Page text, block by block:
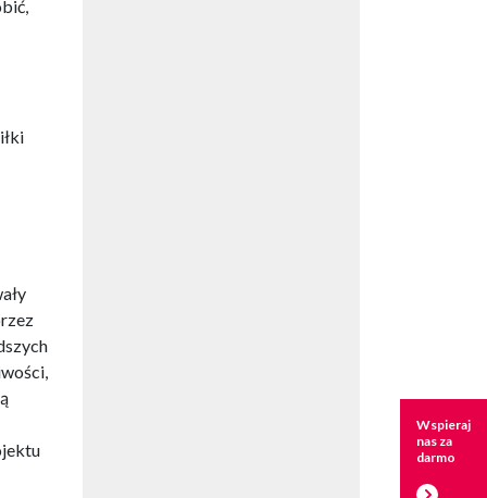
Wspieraj
nas za
darmo